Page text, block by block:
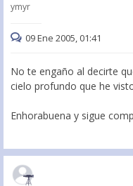
ymyr
09 Ene 2005, 01:41
No te engaño al decirte
cielo profundo que he
Enhorabuena y sigue